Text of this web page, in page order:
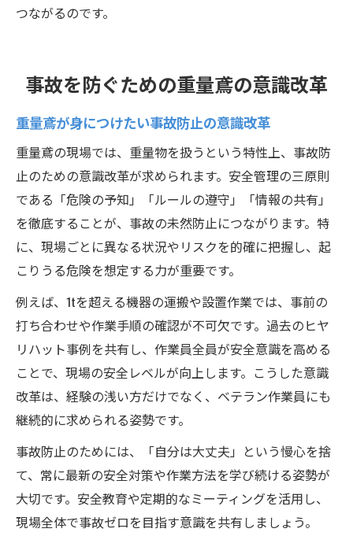
つながるのです。
事故を防ぐための重量鳶の意識改革
重量鳶が身につけたい事故防止の意識改革
重量鳶の現場では、重量物を扱うという特性上、事故防
止のための意識改革が求められます。安全管理の三原則
である「危険の予知」「ルールの遵守」「情報の共有」
を徹底することが、事故の未然防止につながります。特
に、現場ごとに異なる状況やリスクを的確に把握し、起
こりうる危険を想定する力が重要です。
例えば、1tを超える機器の運搬や設置作業では、事前の
打ち合わせや作業手順の確認が不可欠です。過去のヒヤ
リハット事例を共有し、作業員全員が安全意識を高める
ことで、現場の安全レベルが向上します。こうした意識
改革は、経験の浅い方だけでなく、ベテラン作業員にも
継続的に求められる姿勢です。
事故防止のためには、「自分は大丈夫」という慢心を捨
て、常に最新の安全対策や作業方法を学び続ける姿勢が
大切です。安全教育や定期的なミーティングを活用し、
現場全体で事故ゼロを目指す意識を共有しましょう。